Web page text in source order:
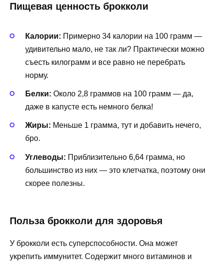
Пищевая ценность брокколи
Калории: Примерно 34 калории на 100 грамм —
удивительно мало, не так ли? Практически можно
съесть килограмм и все равно не перебрать
норму.
Белки: Около 2,8 граммов на 100 грамм — да,
даже в капусте есть немного белка!
Жиры: Меньше 1 грамма, тут и добавить нечего,
бро.
Углеводы: Приблизительно 6,64 грамма, но
большинство из них — это клетчатка, поэтому они
скорее полезны.
Польза брокколи для здоровья
У брокколи есть суперспособности. Она может
укрепить иммунитет. Содержит много витаминов и